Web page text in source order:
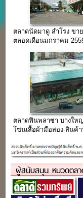
ตลาดนัดมาดู สำโรง ขา
ตลอดเดือนมกราคม
ตลาดฟินพลาซ่า บางให
โซนเสื้อผ้ามือสอง-สินค้
ผู้สนับสนุน หมวดตล